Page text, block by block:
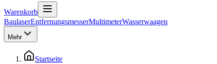
Warenkorb
BaulaserEntfernungsmesserMultimeterWasserwaagen
Mehr
Startseite